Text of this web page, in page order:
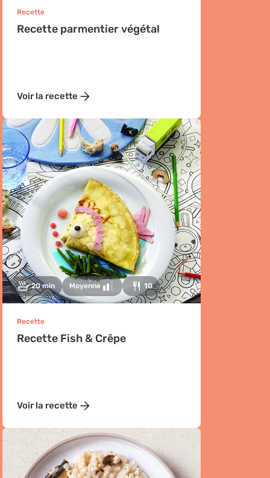
Recette
Recette parmentier végétal
Voir la recette
20 min Moyenne 10
Recette
Recette Fish & Crêpe
Voir la recette